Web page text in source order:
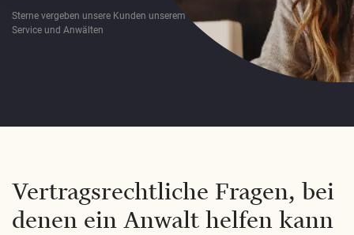
Sterne vergeben unsere Kunden unserem
Service und Anwälten
Vertragsrechtliche Fragen, bei
denen ein Anwalt helfen kann